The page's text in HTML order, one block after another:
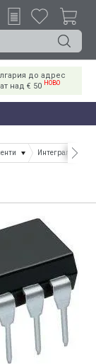
до адрес
над € 50 НОВО
Интегрални